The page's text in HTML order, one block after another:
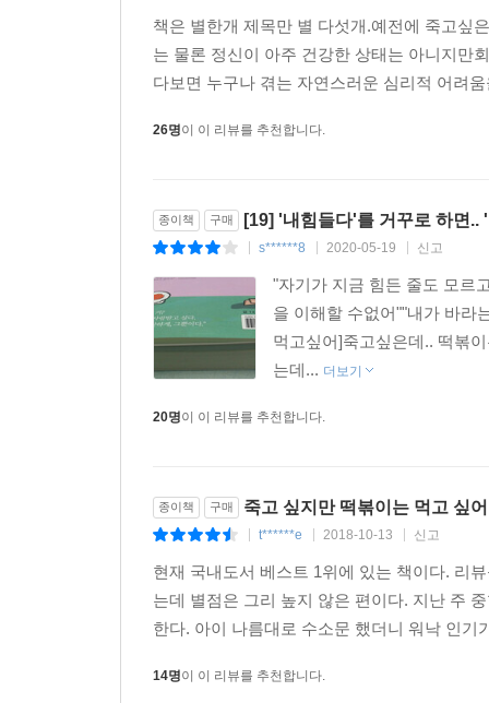
책은 별한개 제목만 별 다섯개.예전에 죽고싶
는 물론 정신이 아주 건강한 상태는 아니지만
다보면 누구나 겪는 자연스러운 심리적 어려
26명이 이 리뷰를 추천합니다.
종이책 구매 [19] '내힘들다'를 거꾸로 하면
s******8 2020-05-19 신고
"자기가 지금 힘든 줄도 모르
을 이해할 수없어""내가 바라
먹고싶어]죽고싶은데.. 떡볶
는데... 더보기
20명이 이 리뷰를 추천합니다.
종이책 구매 죽고 싶지만 떡볶이는 먹고 싶
t******e 2018-10-13 신고
현재 국내도서 베스트 1위에 있는 책이다. 리
는데 별점은 그리 높지 않은 편이다. 지난 주
한다. 아이 나름대로 수소문 했더니 워낙 인
14명이 이 리뷰를 추천합니다.